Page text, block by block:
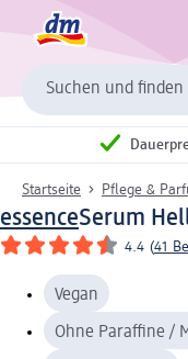
Suchen und finden
Startseite Pflege &
essenceSerum
4.4 (41
Vegan
Ohne Paraffine /